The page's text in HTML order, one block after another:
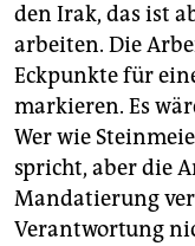
den Irak, das ist
arbeiten. Die
Eckpunkte für
markieren. Es
Wer wie
spricht, aber die
Mandatierung
Verantwortung